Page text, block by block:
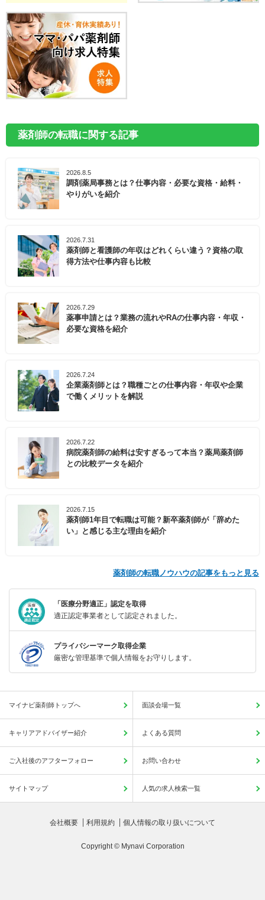
薬剤師の転職に関する記事
2026.8.5
調剤薬局事務とは？仕事内容・必要な資格・給料・
やりがいを紹介
2026.7.31
薬剤師と看護師の年収はどれくらい違う？資格の取
得方法や仕事内容も比較
2026.7.29
薬事申請とは？業務の流れやRAの仕事内容・年収・
必要な資格を紹介
2026.7.24
企業薬剤師とは？職種ごとの仕事内容・年収や企業
で働くメリットを解説
2026.7.22
病院薬剤師の給料は安すぎるって本当？薬局薬剤師
との比較データを紹介
2026.7.15
薬剤師1年目で転職は可能？新卒薬剤師が「辞めた
い」と感じる主な理由を紹介
薬剤師の転職ノウハウの記事をもっと見る
「医療分野適正」認定を取得
適正認定事業者として認定されました。
プライバシーマーク取得企業
厳密な管理基準で個人情報をお守りします。
マイナビ薬剤師トップへ 面談会場一覧
キャリアアドバイザー紹介 よくある質問
ご入社後のアフターフォロー お問い合わせ
サイトマップ 人気の求人検索一覧
会社概要 利用規約 個人情報の取り扱いについて
Copyright © Mynavi Corporation